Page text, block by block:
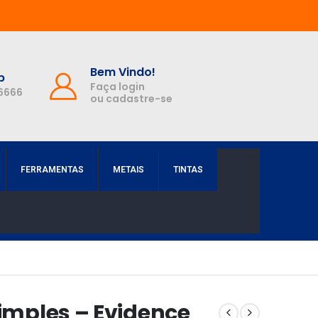
Bem Vindo!
Faça login
ou cadastre-se
FERRAMENTAS METAIS TINTAS